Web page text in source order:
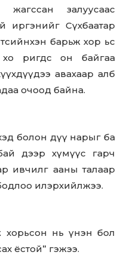
залуусаас
Сүхбаатар
барьж хор ьс
ригдс он байгаа
авахаар алб
очоод байна.
болон дүү нарыг ба
дээр хүмүүс гарч
ивчилг ааны талаар
илэрхийлжээ.
хорьсон нь үнэн бол
ёстой” гэжээ.